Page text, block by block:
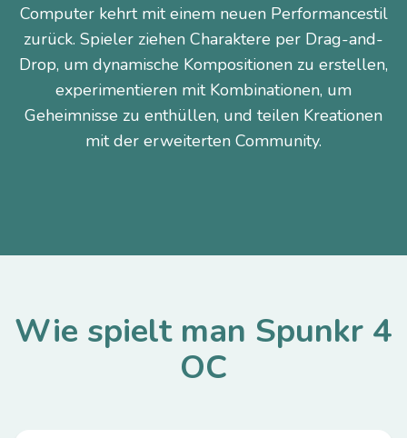
Computer kehrt mit einem neuen Performancestil
zurück. Spieler ziehen Charaktere per Drag-and-
Drop, um dynamische Kompositionen zu erstellen,
experimentieren mit Kombinationen, um
Geheimnisse zu enthüllen, und teilen Kreationen
mit der erweiterten Community.
Wie spielt man Spunkr 4
OC